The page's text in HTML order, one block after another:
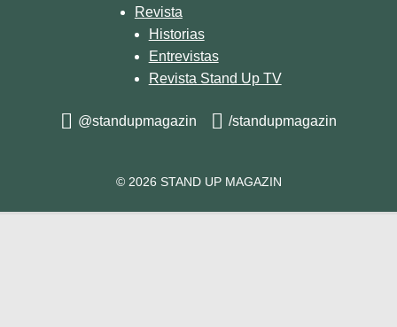
Revista
Historias
Entrevistas
Revista Stand Up TV
@standupmagazin /standupmagazin
© 2026 STAND UP MAGAZIN